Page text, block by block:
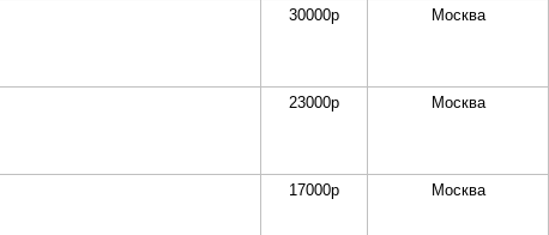
30000р Москва
23000р Москва
17000р Москва